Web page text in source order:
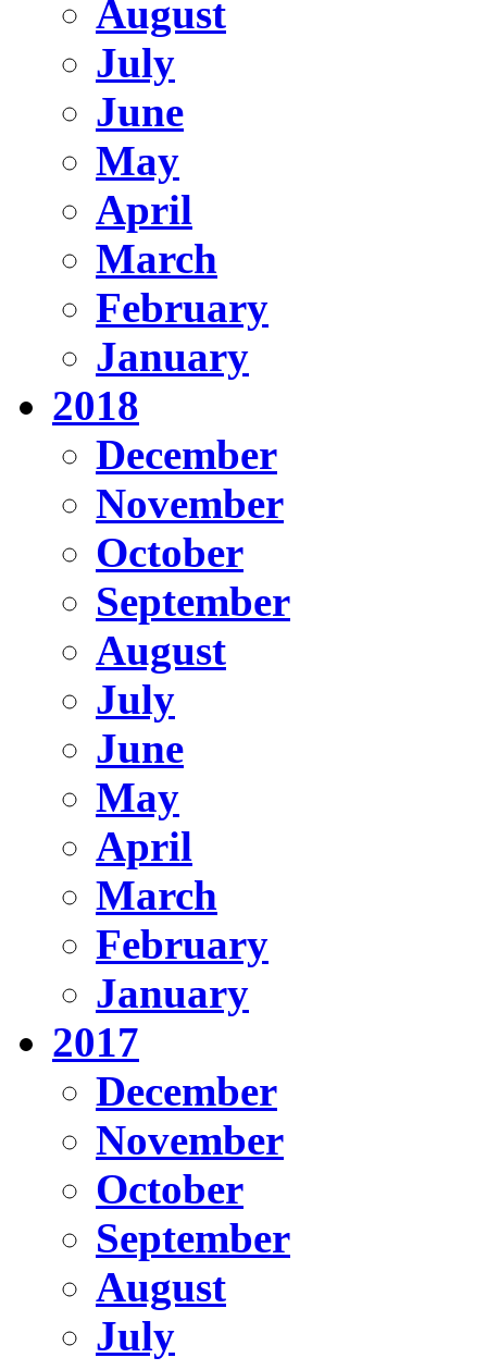
August
July
June
May
April
March
February
January
2018
December
November
October
September
August
July
June
May
April
March
February
January
2017
December
November
October
September
August
July